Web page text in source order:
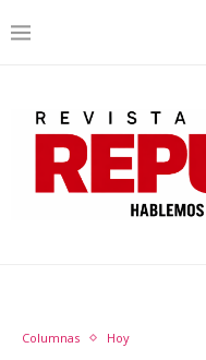
Columnas Hoy